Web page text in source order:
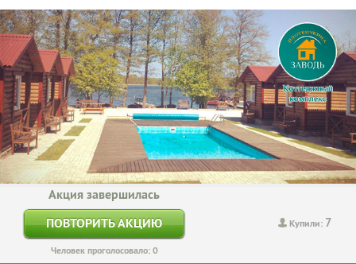
Купили: 7
Акция завершилась
ПОВТОРИТЬ АКЦИЮ
Человек проголосовало: 0